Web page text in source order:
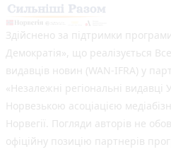
Здійснено за підтримки
Демократія», що реалізується
видавців новин (WAN-IFRA) у
«Незалежні регіональні видавці
Норвезькою асоціацією
Норвегії. Погляди авторів не
офіційну позицію партнерів